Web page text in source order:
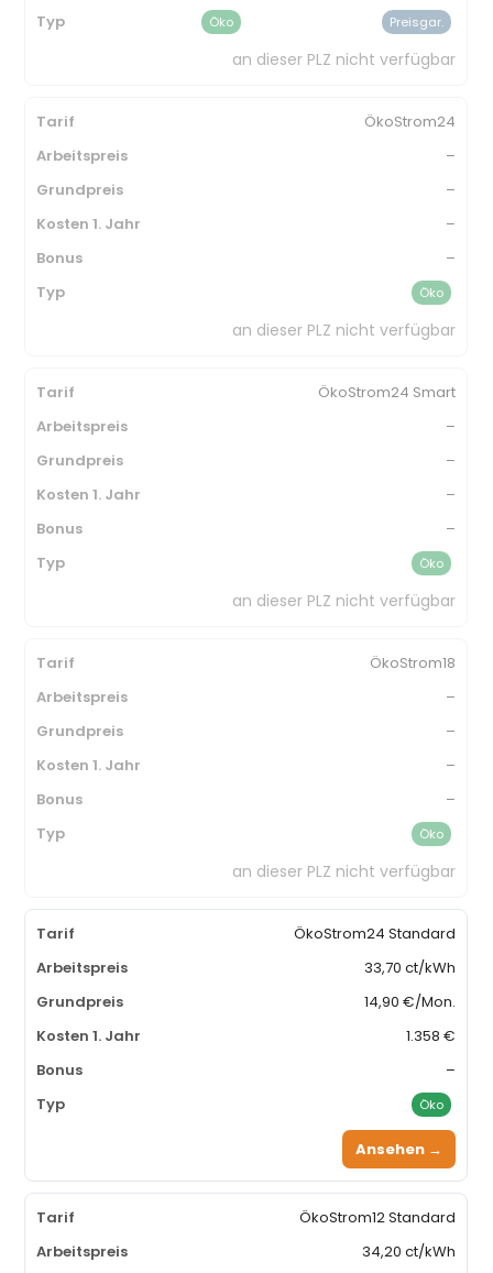
Öko Preisgar.
an dieser PLZ nicht verfügbar
ÖkoStrom24
–
–
–
–
Öko
an dieser PLZ nicht verfügbar
ÖkoStrom24 Smart
–
–
–
–
Öko
an dieser PLZ nicht verfügbar
ÖkoStrom18
–
–
–
–
Öko
an dieser PLZ nicht verfügbar
ÖkoStrom24 Standard
33,70 ct/kWh
14,90 €/Mon.
1.358 €
–
Öko
Ansehen →
ÖkoStrom12 Standard
34,20 ct/kWh